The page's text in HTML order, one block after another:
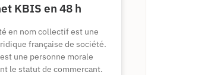
KBIS en 48 h
en nom collectif est une
française de société.
une personne morale
le statut de commercant.